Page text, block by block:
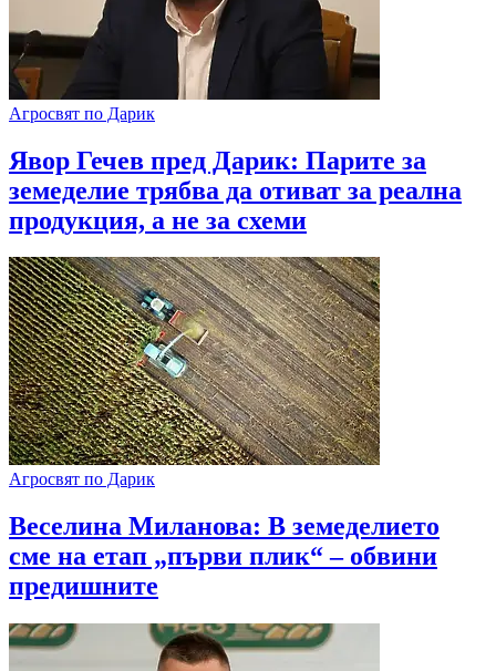
Агросвят по Дарик
Явор Гечев пред Дарик: Парите за
земеделие трябва да отиват за реална
продукция, а не за схеми
Агросвят по Дарик
​Веселина Миланова: В земеделието
сме на етап „първи плик“ – обвини
предишните